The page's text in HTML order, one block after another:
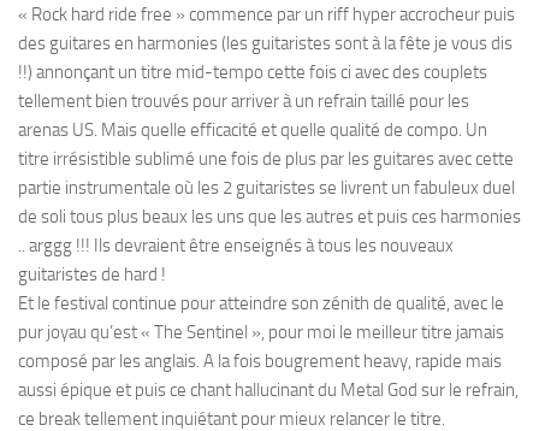
« Rock hard ride free » commence par un riff hyper accrocheur puis
des guitares en harmonies (les guitaristes sont à la fête je vous dis
!!) annonçant un titre mid-tempo cette fois ci avec des couplets
tellement bien trouvés pour arriver à un refrain taillé pour les
arenas US. Mais quelle efficacité et quelle qualité de compo. Un
titre irrésistible sublimé une fois de plus par les guitares avec cette
partie instrumentale où les 2 guitaristes se livrent un fabuleux duel
de soli tous plus beaux les uns que les autres et puis ces harmonies
.. arggg !!! Ils devraient être enseignés à tous les nouveaux
guitaristes de hard !
Et le festival continue pour atteindre son zénith de qualité, avec le
pur joyau qu’est « The Sentinel », pour moi le meilleur titre jamais
composé par les anglais. A la fois bougrement heavy, rapide mais
aussi épique et puis ce chant hallucinant du Metal God sur le refrain,
ce break tellement inquiétant pour mieux relancer le titre.